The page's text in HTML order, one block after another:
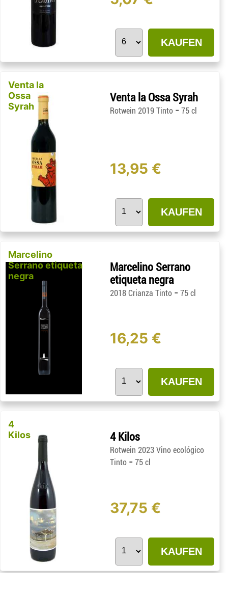
KAUFEN
Venta la
Ossa
Syrah
Venta la Ossa Syrah
Rotwein 2019 Tinto -75 cl
13,95 €
KAUFEN
Marcelino
Serrano etiqueta
negra
Marcelino Serrano
etiqueta negra
2018 Crianza Tinto -75 cl
16,25 €
KAUFEN
4
Kilos
4 Kilos
Rotwein 2023 Vino ecológico
Tinto -75 cl
37,75 €
KAUFEN